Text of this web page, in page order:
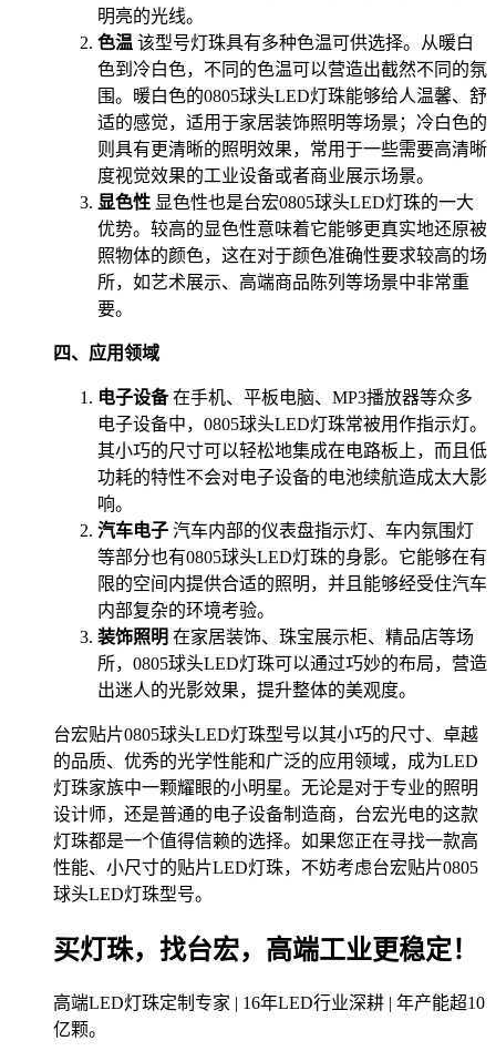
明亮的光线。
色温 该型号灯珠具有多种色温可供选择。从暖白
色到冷白色，不同的色温可以营造出截然不同的氛
围。暖白色的0805球头LED灯珠能够给人温馨、舒
适的感觉，适用于家居装饰照明等场景；冷白色的
则具有更清晰的照明效果，常用于一些需要高清晰
度视觉效果的工业设备或者商业展示场景。
显色性 显色性也是台宏0805球头LED灯珠的一大
优势。较高的显色性意味着它能够更真实地还原被
照物体的颜色，这在对于颜色准确性要求较高的场
所，如艺术展示、高端商品陈列等场景中非常重
要。
四、应用领域
电子设备在手机、平板电脑、MP3播放器等众多
电子设备中，0805球头LED灯珠常被用作指示灯。
其小巧的尺寸可以轻松地集成在电路板上，而且低
功耗的特性不会对电子设备的电池续航造成太大影
响。
汽车电子 汽车内部的仪表盘指示灯、车内氛围灯
等部分也有0805球头LED灯珠的身影。它能够在有
限的空间内提供合适的照明，并且能够经受住汽车
内部复杂的环境考验。
装饰照明 在家居装饰、珠宝展示柜、精品店等场
所，0805球头LED灯珠可以通过巧妙的布局，营造
出迷人的光影效果，提升整体的美观度。
台宏贴片0805球头LED灯珠型号以其小巧的尺寸、卓越
的品质、优秀的光学性能和广泛的应用领域，成为LED
灯珠家族中一颗耀眼的小明星。无论是对于专业的照明
设计师，还是普通的电子设备制造商，台宏光电的这款
灯珠都是一个值得信赖的选择。如果您正在寻找一款高
性能、小尺寸的贴片LED灯珠，不妨考虑台宏贴片0805
球头LED灯珠型号。
买灯珠，找台宏，高端工业更稳定！
高端LED灯珠定制专家 | 16年LED行业深耕 | 年产能超10
亿颗。